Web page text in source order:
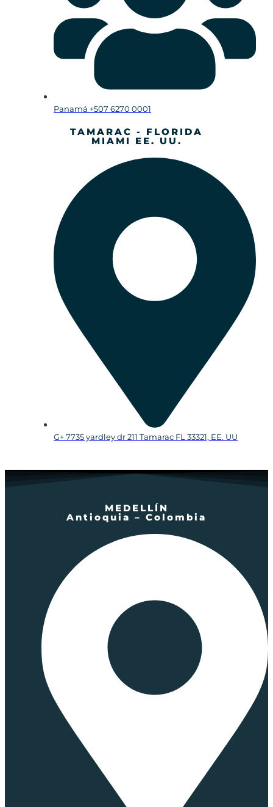
Panamá +507 6270 0001
TAMARAC - FLORIDA
MIAMI EE. UU.
G+ 7735 yardley dr 211 Tamarac FL 33321, EE. UU
MEDELLÍN
Antioquia – Colombia